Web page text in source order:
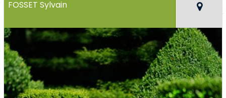
FOSSET Sylvain